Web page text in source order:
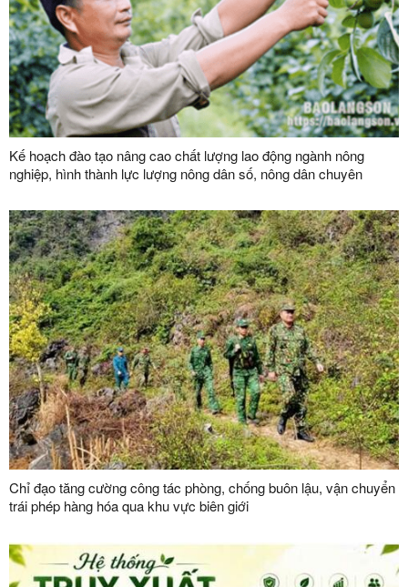
Kế hoạch đào tạo nâng cao chất lượng lao động ngành nông
nghiệp, hình thành lực lượng nông dân số, nông dân chuyên
năm 2026
Chỉ đạo tăng cường công tác phòng, chống buôn lậu, vận chuyển
trái phép hàng hóa qua khu vực biên giới